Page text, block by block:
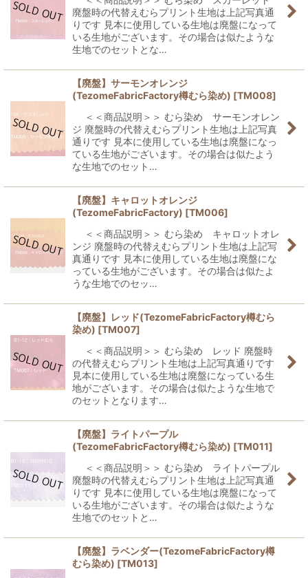
廃盤時の代替えむらプリント生地は上記写真通
りです 見本に使用している生地は廃盤になって
いる生地がございます。その場合は似たような
生地でのセットとな…
【廃盤】サーモンオレンジ
(TezomeFabricFactory樽むら染め) [TM008]
＜＜商品説明＞＞ むら染め サーモンオレン
ジ 廃盤時の代替えむらプリント生地は上記写真
通りです 見本に使用している生地は廃盤になっ
ている生地がございます。その場合は似たよう
な生地でのセット…
【廃盤】キャロットオレンジ
(TezomeFabricFactory) [TM006]
＜＜商品説明＞＞ むら染め キャロットオレ
ンジ 廃盤時の代替えむらプリント生地は上記写
真通りです 見本に使用している生地は廃盤にな
っている生地がございます。その場合は似たよ
うな生地でのセッ…
【廃盤】レッド(TezomeFabricFactory樽むら
染め) [TM007]
＜＜商品説明＞＞ むら染め レッド 廃盤時
の代替えむらプリント生地は上記写真通りです
見本に使用している生地は廃盤になっている生
地がございます。その場合は似たような生地で
のセットとなります…
【廃盤】ライトパープル
(TezomeFabricFactory樽むら染め) [TM011]
＜＜商品説明＞＞ むら染め ライトパープル
廃盤時の代替えむらプリント生地は上記写真通
りです 見本に使用している生地は廃盤になって
いる生地がございます。その場合は似たような
生地でのセットと…
【廃盤】ラベンダー(TezomeFabricFactory樽
むら染め) [TM013]